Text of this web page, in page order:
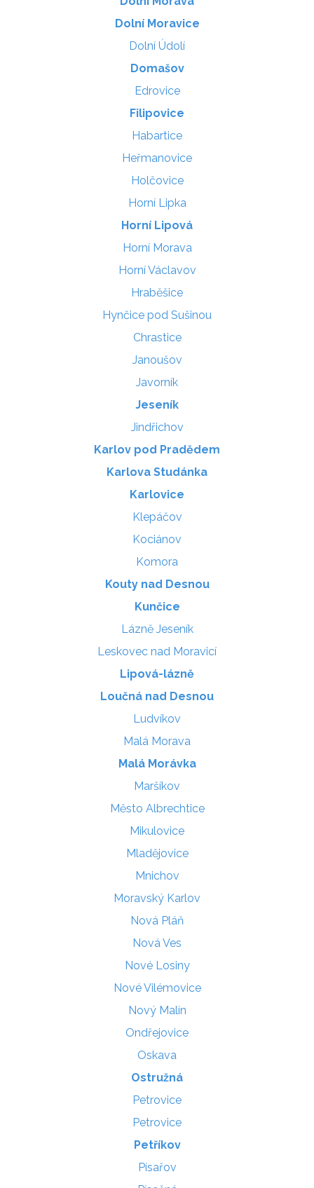
Dolní Moravice
Dolní Údolí
Domašov
Edrovice
Filipovice
Habartice
Heřmanovice
Holčovice
Horní Lipka
Horní Lipová
Horní Morava
Horní Václavov
Hraběšice
Hynčice pod Sušinou
Chrastice
Janoušov
Javorník
Jeseník
Jindřichov
Karlov pod Pradědem
Karlova Studánka
Karlovice
Klepáčov
Kociánov
Komora
Kouty nad Desnou
Kunčice
Lázně Jeseník
Leskovec nad Moravicí
Lipová-lázně
Loučná nad Desnou
Ludvíkov
Malá Morava
Malá Morávka
Maršíkov
Město Albrechtice
Mikulovice
Mladějovice
Mnichov
Moravský Karlov
Nová Pláň
Nová Ves
Nové Losiny
Nové Vilémovice
Nový Malín
Ondřejovice
Oskava
Ostružná
Petrovice
Petrovice
Petříkov
Písařov